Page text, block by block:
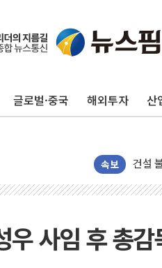
글로벌·중국 해외투자 산
속보
박홍
李
AI 메
"내년
현대
[뉴스
美 정
우 사임 후 총